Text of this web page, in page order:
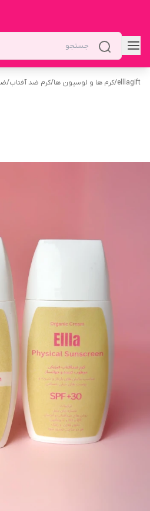
elllagift
/کرم ها و لوسیون ها/کرم ضد آفتاب/